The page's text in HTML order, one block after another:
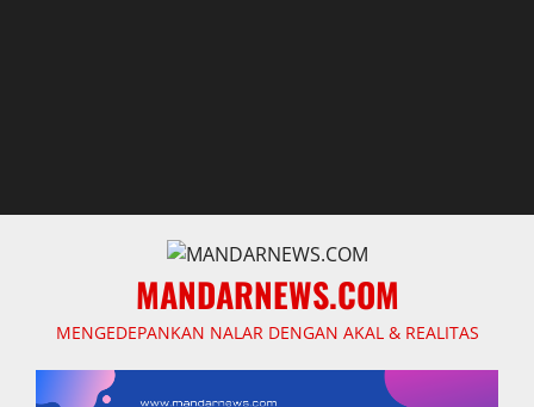
MANDARNEWS.COM
MENGEDEPANKAN NALAR DENGAN AKAL & REALITAS